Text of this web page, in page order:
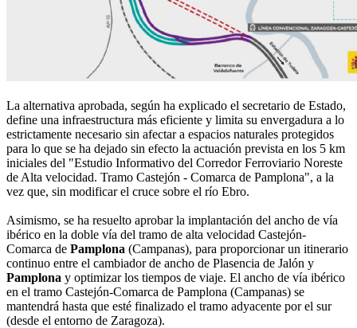
La alternativa aprobada, según ha explicado el secretario de Estado,
define una infraestructura más eficiente y limita su envergadura a lo
estrictamente necesario sin afectar a espacios naturales protegidos
para lo que se ha dejado sin efecto la actuación prevista en los 5 km
iniciales del "Estudio Informativo del Corredor Ferroviario Noreste
de Alta velocidad. Tramo Castejón - Comarca de Pamplona", a la
vez que, sin modificar el cruce sobre el río Ebro.
Asimismo, se ha resuelto aprobar la implantación del ancho de vía
ibérico en la doble vía del tramo de alta velocidad Castejón-
Comarca de Pamplona (Campanas), para proporcionar un itinerario
continuo entre el cambiador de ancho de Plasencia de Jalón y
Pamplona y optimizar los tiempos de viaje. El ancho de vía ibérico
en el tramo Castejón-Comarca de Pamplona (Campanas) se
mantendrá hasta que esté finalizado el tramo adyacente por el sur
(desde el entorno de Zaragoza).